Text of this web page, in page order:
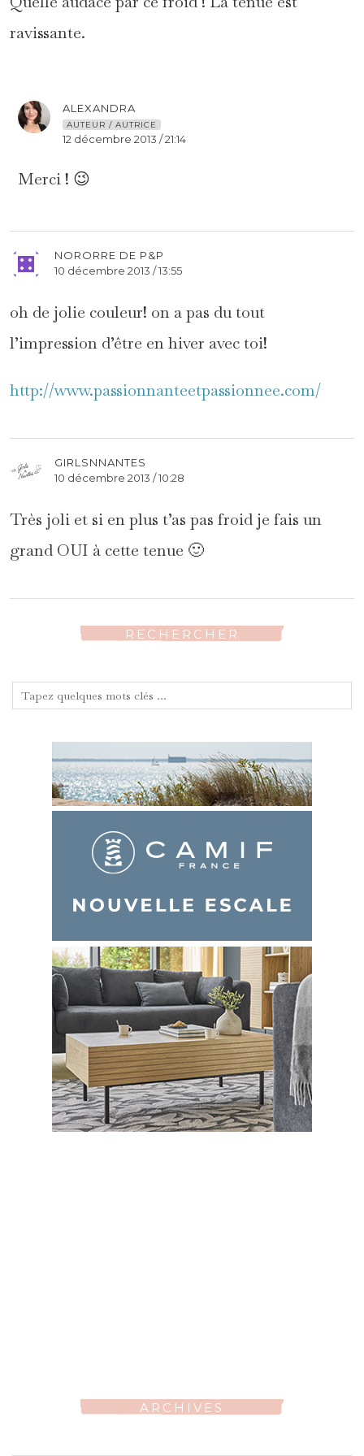
ravissante.
ALEXANDRA
AUTEUR / AUTRICE
12 décembre 2013 / 21:14
Merci ! 😉
NORORRE DE P&P
10 décembre 2013 / 13:55
oh de jolie couleur! on a pas du tout
l’impression d’être en hiver avec toi!
http://www.passionnanteetpassionnee.com/
GIRLSNNANTES
10 décembre 2013 / 10:28
Très joli et si en plus t’as pas froid je fais un
grand OUI à cette tenue 🙂
RECHERCHER
ARCHIVES